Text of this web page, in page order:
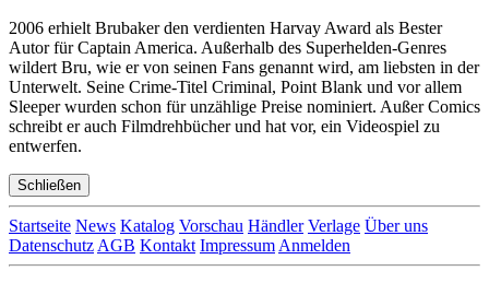
2006 erhielt Brubaker den verdienten Harvay Award als Bester
Autor für Captain America. Außerhalb des Superhelden-Genres
wildert Bru, wie er von seinen Fans genannt wird, am liebsten in der
Unterwelt. Seine Crime-Titel Criminal, Point Blank und vor allem
Sleeper wurden schon für unzählige Preise nominiert. Außer Comics
schreibt er auch Filmdrehbücher und hat vor, ein Videospiel zu
entwerfen.
Schließen
Startseite News Katalog Vorschau Händler Verlage Über uns
Datenschutz AGB Kontakt Impressum Anmelden